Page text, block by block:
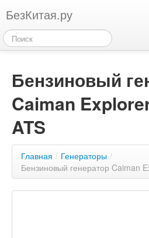
БезКитая.ру
Каталог
Контакты
Акции
3
Бензиновый
Caiman
ATS
Главная / Генераторы /
Бензиновый генератор Caiman